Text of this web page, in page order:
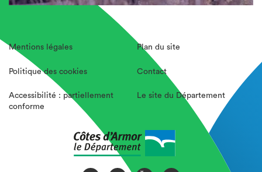
Mentions légales
Politique des cookies
Accessibilité : partiellement
conforme
Plan du site
Contact
Le site du Département